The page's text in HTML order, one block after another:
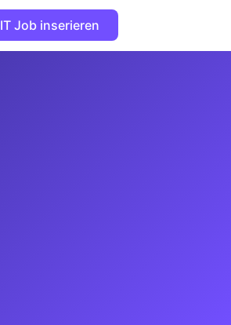
IT Job inserieren